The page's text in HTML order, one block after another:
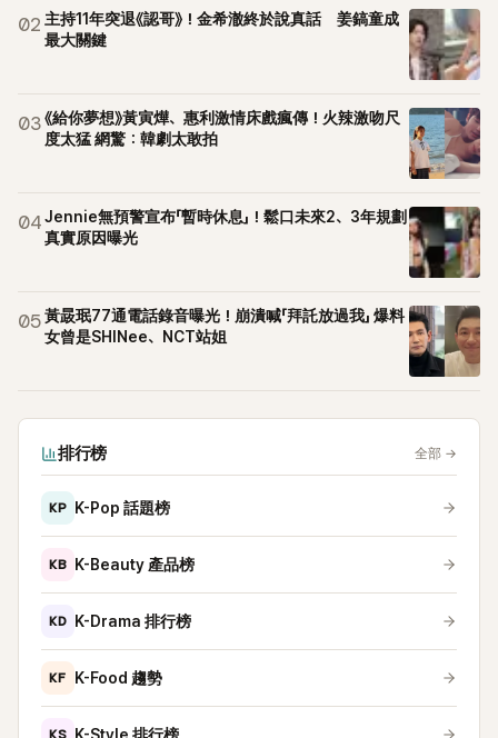
02 主持11年突退《認哥》！金希澈終於說真話 姜鎬童成
最大關鍵
03《給你夢想》黃寅燁、惠利激情床戲瘋傳！火辣激吻尺
度太猛 網驚：韓劇太敢拍
04Jennie無預警宣布「暫時休息」！鬆口未來2、3年規劃
真實原因曝光
05黃晸珉77通電話錄音曝光！崩潰喊「拜託放過我」 爆料
女曾是SHINee、NCT站姐
排行榜 全部 →
KP K-Pop 話題榜
KB K-Beauty 產品榜
KD K-Drama 排行榜
KF K-Food 趨勢